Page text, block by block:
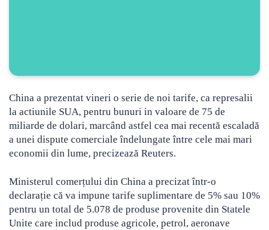
China a prezentat vineri o serie de noi tarife, ca represalii
la actiunile SUA, pentru bunuri in valoare de 75 de
miliarde de dolari, marcând astfel cea mai recentă escaladă
a unei dispute comerciale îndelungate între cele mai mari
economii din lume, precizează Reuters.
Ministerul comerțului din China a precizat într-o
declarație că va impune tarife suplimentare de 5% sau 10%
pentru un total de 5.078 de produse provenite din Statele
Unite care includ produse agricole, petrol, aeronave